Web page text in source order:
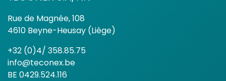
Rue de Magnée, 108
4610 Beyne-Heusay (Liège)
+32 (0)4/ 358.85.75
info@teconex.be
BE 0429.524.116